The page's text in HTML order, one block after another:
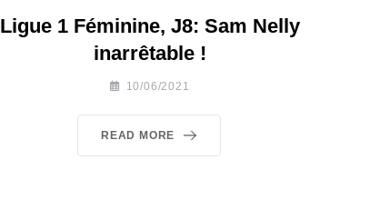
Ligue 1 Féminine, J8: Sam Nelly
inarrêtable !
10/06/2021
READ MORE